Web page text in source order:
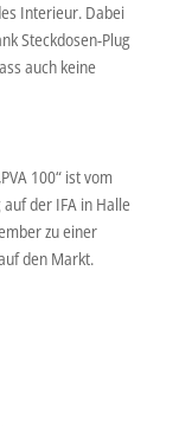
Interieur. Dabei
Steckdosen-Plug
auch keine
100“ ist vom
der IFA in Halle
zu einer
den Markt.